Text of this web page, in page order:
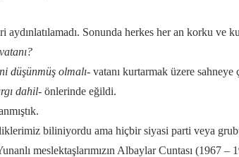
Sonunda herkes her an korku ve
düşünmüş olmalı- vatanı kurtarmak üzere sahneye
dahil- önlerinde eğildi.
biliniyordu ama hiçbir siyasi parti veya
meslektaşlarımızın Albaylar Cuntası (1967 –